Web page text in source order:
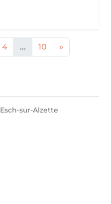
4 ... 10 »
Esch-sur-Alzette